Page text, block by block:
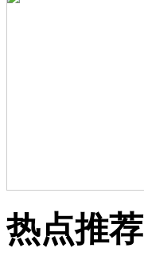
热点推荐